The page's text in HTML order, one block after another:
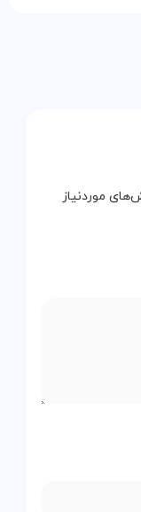
موردنیاز